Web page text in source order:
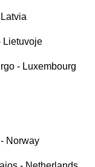
Lietuvoje
- Luxembourg
Norway